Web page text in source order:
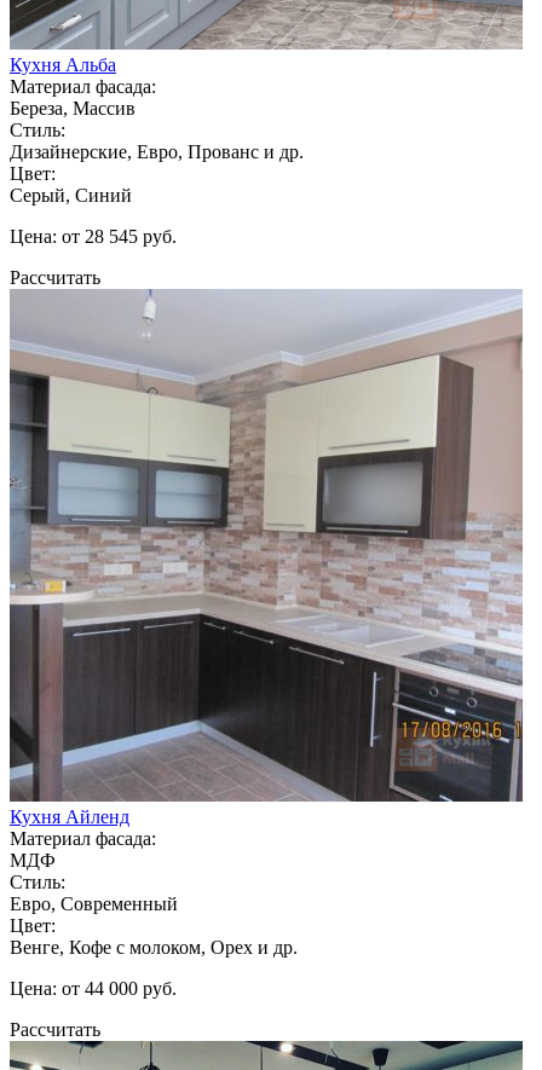
Кухня Альба
Материал фасада:
Береза, Массив
Стиль:
Дизайнерские, Евро, Прованс и др.
Цвет:
Серый, Синий
Цена: от 28 545 руб.
Рассчитать
Кухня Айленд
Материал фасада:
МДФ
Стиль:
Евро, Современный
Цвет:
Венге, Кофе с молоком, Орех и др.
Цена: от 44 000 руб.
Рассчитать